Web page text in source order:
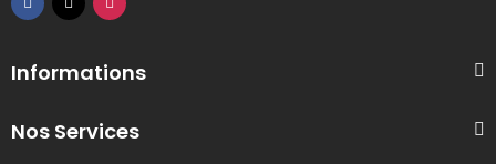
Informations
Nos Services